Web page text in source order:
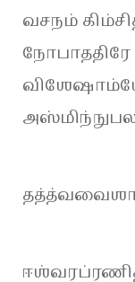
வசநம்
நோபாததிரே